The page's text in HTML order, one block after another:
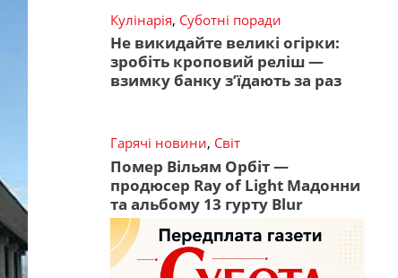
Кулінарія, Суботні поради
Не викидайте великі огірки:
зробіть кроповий реліш —
взимку банку з’їдають за раз
Гарячі новини, Світ
Помер Вільям Орбіт —
продюсер Ray of Light Мадонни
та альбому 13 гурту Blur